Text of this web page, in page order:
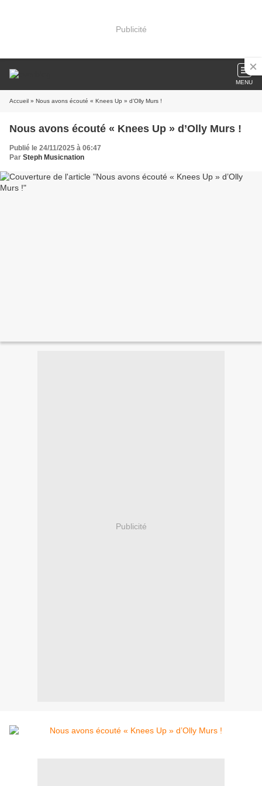
Publicité
MENU
Accueil » Nous avons écouté « Knees Up » d’Olly Murs !
Nous avons écouté « Knees Up » d’Olly Murs !
Publié le 24/11/2025 à 06:47
Par Steph Musicnation
Publicité